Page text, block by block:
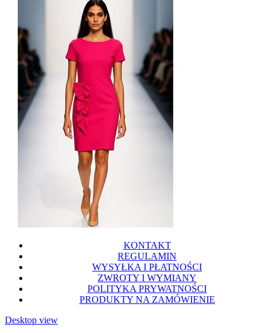
KONTAKT
REGULAMIN
WYSYŁKA I PŁATNOŚCI
ZWROTY I WYMIANY
POLITYKA PRYWATNOŚCI
PRODUKTY NA ZAMÓWIENIE
Desktop view